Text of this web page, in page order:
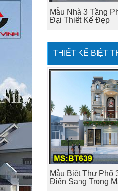
Mẫu Nhà 3 Tầng
Đại Thiết Kế Đẹp
THIẾT KẾ BIỆT
Mẫu Biệt Thự Phố
Điển Sang Trọng